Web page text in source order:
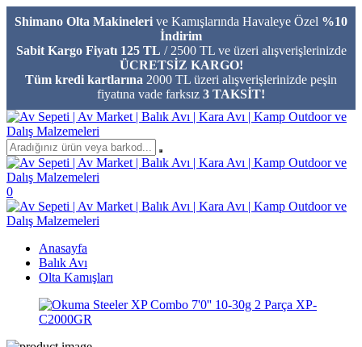
Shimano Olta Makineleri ve Kamışlarında Havaleye Özel %10
İndirim
Sabit Kargo Fiyatı 125 TL / 2500 TL ve üzeri alışverişlerinizde
ÜCRETSİZ KARGO!
Tüm kredi kartlarına 2000 TL üzeri alışverişlerinizde peşin
fiyatına vade farksız 3 TAKSİT!
0
Anasayfa
Balık Avı
Olta Kamışları